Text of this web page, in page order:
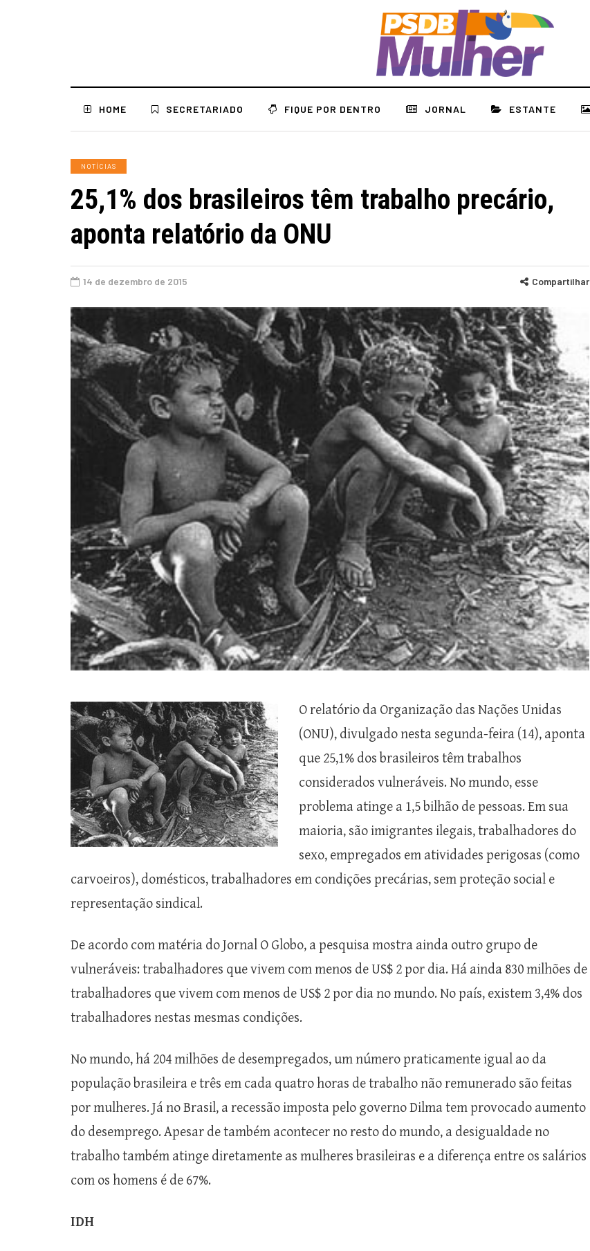
HOME SECRETARIADO FIQUE POR DENTRO JORNAL ESTANTE
NOTÍCIAS
25,1% dos brasileiros têm trabalho precário,
aponta relatório da ONU
14 de dezembro de 2015 Compartilhar
O relatório da Organização das Nações Unidas
(ONU), divulgado nesta segunda-feira (14), aponta
que 25,1% dos brasileiros têm trabalhos
considerados vulneráveis. No mundo, esse
problema atinge a 1,5 bilhão de pessoas. Em sua
maioria, são imigrantes ilegais, trabalhadores do
sexo, empregados em atividades perigosas (como
carvoeiros), domésticos, trabalhadores em condições precárias, sem proteção social e
representação sindical.
De acordo com matéria do Jornal O Globo, a pesquisa mostra ainda outro grupo de
vulneráveis: trabalhadores que vivem com menos de US$ 2 por dia. Há ainda 830 milhões de
trabalhadores que vivem com menos de US$ 2 por dia no mundo. No país, existem 3,4% dos
trabalhadores nestas mesmas condições.
No mundo, há 204 milhões de desempregados, um número praticamente igual ao da
população brasileira e três em cada quatro horas de trabalho não remunerado são feitas
por mulheres. Já no Brasil, a recessão imposta pelo governo Dilma tem provocado aumento
do desemprego. Apesar de também acontecer no resto do mundo, a desigualdade no
trabalho também atinge diretamente as mulheres brasileiras e a diferença entre os salários
com os homens é de 67%.
IDH